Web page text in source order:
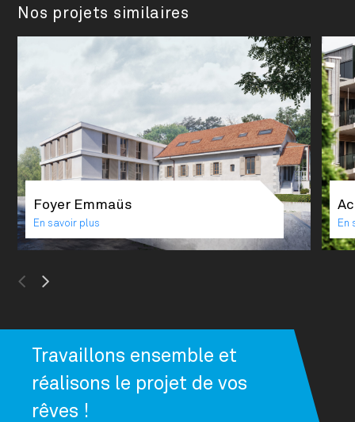
Nos projets similaires
Previous
Foyer Emmaüs
En savoir plus En
Travaillons ensemble et
réalisons le projet de vos
rêves !